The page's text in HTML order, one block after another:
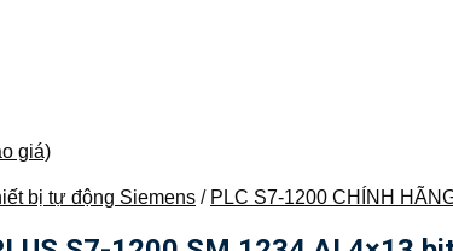
giá)
bị tự động Siemens / PLC S7-1200 CHÍNH